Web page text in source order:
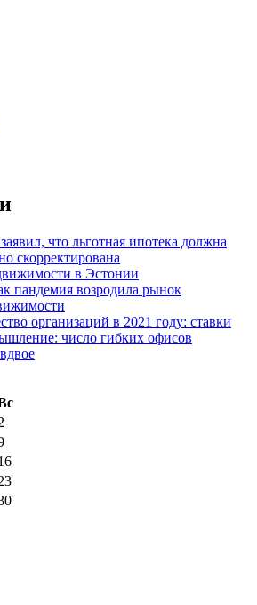
что льготная ипотека должна
скорректирована
в Эстонии
пандемия возродила рынок
организаций в 2021 году: ставки
число гибких офисов